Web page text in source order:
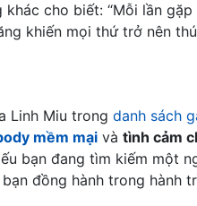
khác cho biết: “Mỗi lần
khiến mọi thứ trở nên
Linh Miu trong danh sách
mềm mại và tình cảm
bạn đang tìm kiếm một
đồng hành trong hành